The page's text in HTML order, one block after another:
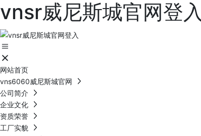
vnsr威尼斯城官网登入
网站首页
vns6060威尼斯城官网
公司简介
企业文化
资质荣誉
工厂实貌